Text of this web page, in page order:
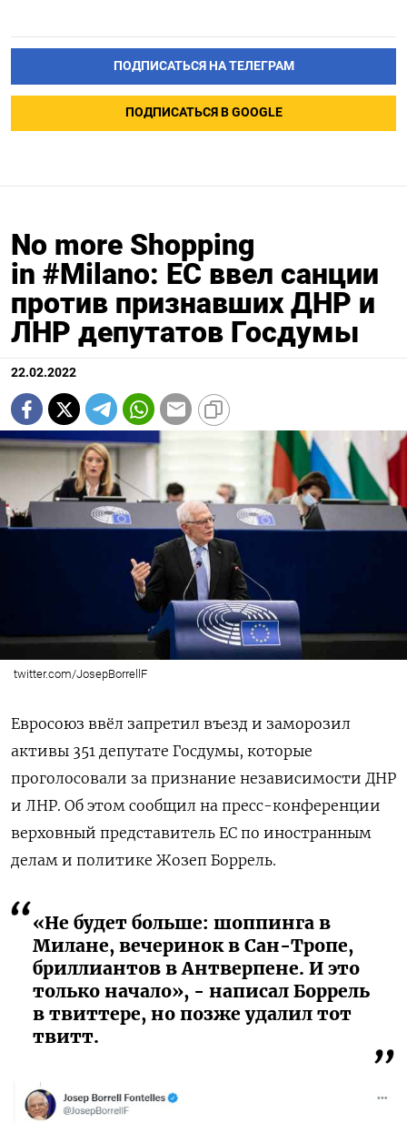
ПОДПИСАТЬСЯ НА ТЕЛЕГРАМ
ПОДПИСАТЬСЯ В GOOGLE
No more Shopping
in #Milano: ЕС ввел санции
против признавших ДНР и
ЛНР депутатов Госдумы
22.02.2022
twitter.com/JosepBorrellF
Евросоюз ввёл запретил въезд и заморозил
активы 351 депутатe Госдумы, которые
проголосовали за признание независимости ДНР
и ЛНР. Об этом сообщил на пресс-конференции
верховный представитель ЕС по иностранным
делам и политике Жозеп Боррель.
«Не будет больше: шоппинга в
Милане, вечеринок в Сан-Тропе,
бриллиантов в Антверпене. И это
только начало», - написал Боррель
в твиттере, но позже удалил тот
твитт.